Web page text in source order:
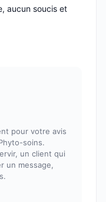
aucun soucis et
pour votre avis
soins.
un client qui
un message,